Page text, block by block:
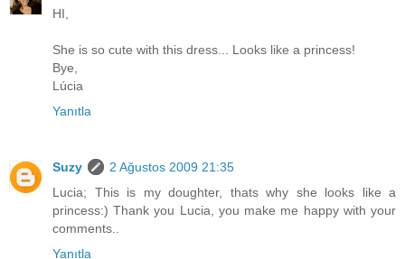
HI,
She is so cute with this dress... Looks like a princess!
Bye,
Lúcia
Yanıtla
Suzy
2 Ağustos 2009 21:35
Lucia; This is my doughter, thats why she looks like a
princess:) Thank you Lucia, you make me happy with your
comments..
Yanıtla